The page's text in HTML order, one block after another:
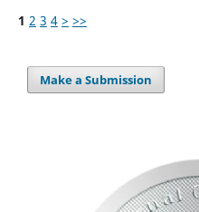
1 2 3 4 > >>
Make a Submission